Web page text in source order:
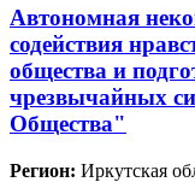
Автономная
содействия
общества и
чрезвычайных
Общества"
Регион: Иркутская